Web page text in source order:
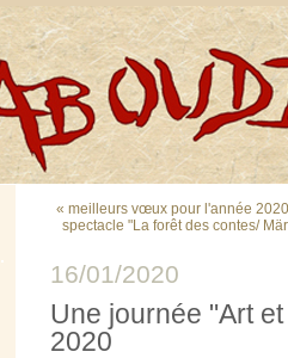
« meilleurs vœux pour l'année
spectacle "La forêt des contes/
16/01/2020
Une journée "Art
2020